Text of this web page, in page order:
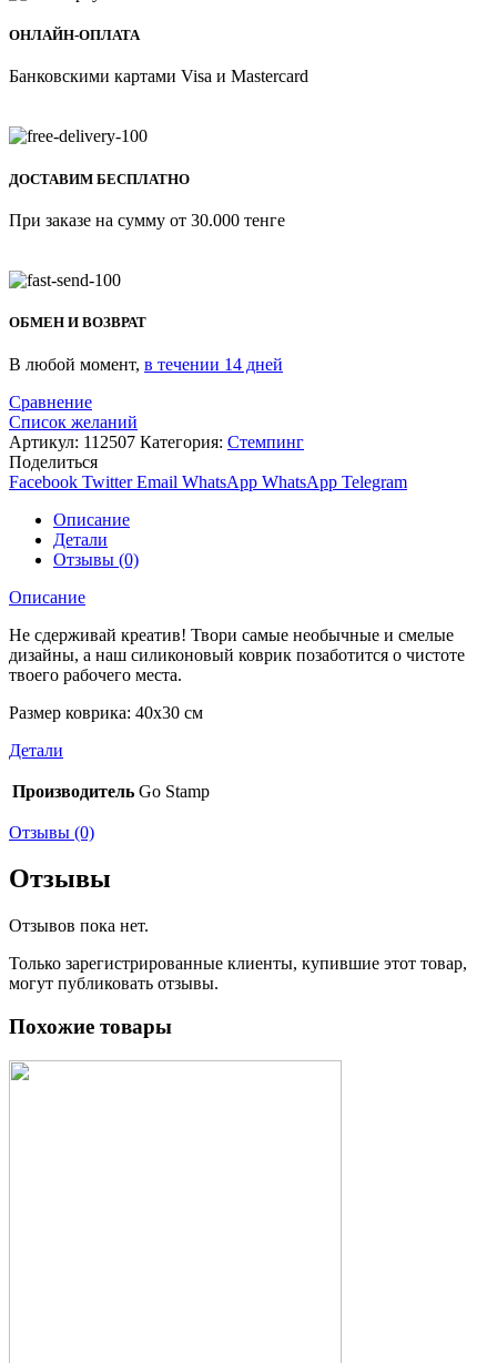
ОНЛАЙН-ОПЛАТА
Банковскими картами Visa и Mastercard
ДОСТАВИМ БЕСПЛАТНО
При заказе на сумму от 30.000 тенге
ОБМЕН И ВОЗВРАТ
В любой момент, в течении 14 дней
Сравнение
Список желаний
Артикул: 112507 Категория: Стемпинг
Поделиться
Facebook Twitter Email WhatsApp WhatsApp Telegram
Описание
Детали
Отзывы (0)
Описание
Не сдерживай креатив! Твори самые необычные и смелые
дизайны, а наш силиконовый коврик позаботится о чистоте
твоего рабочего места.
Размер коврика: 40х30 см
Детали
Производитель Go Stamp
Отзывы (0)
Отзывы
Отзывов пока нет.
Только зарегистрированные клиенты, купившие этот товар,
могут публиковать отзывы.
Похожие товары